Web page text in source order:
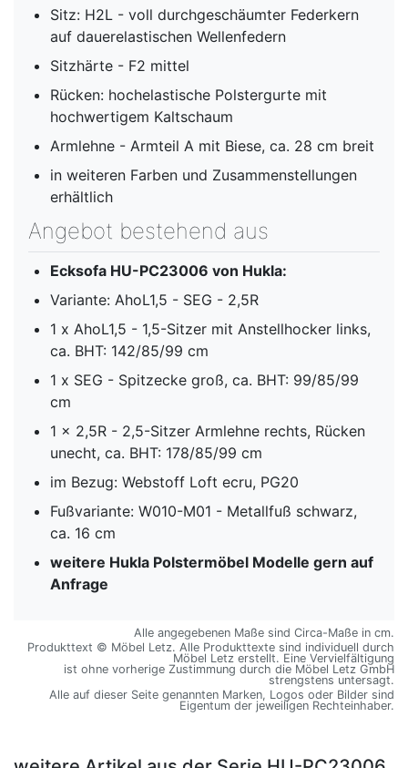
Sitz: H2L - voll durchgeschäumter Federkern
auf dauerelastischen Wellenfedern
Sitzhärte - F2 mittel
Rücken: hochelastische Polstergurte mit
hochwertigem Kaltschaum
Armlehne - Armteil A mit Biese, ca. 28 cm breit
in weiteren Farben und Zusammenstellungen
erhältlich
Angebot bestehend aus
Ecksofa HU-PC23006 von Hukla:
Variante: AhoL1,5 - SEG - 2,5R
1 x AhoL1,5 - 1,5-Sitzer mit Anstellhocker links,
ca. BHT: 142/85/99 cm
1 x SEG - Spitzecke groß, ca. BHT: 99/85/99
cm
1 x 2,5R - 2,5-Sitzer Armlehne rechts, Rücken
unecht, ca. BHT: 178/85/99 cm
im Bezug: Webstoff Loft ecru, PG20
Fußvariante: W010-M01 - Metallfuß schwarz,
ca. 16 cm
weitere Hukla Polstermöbel Modelle gern auf
Anfrage
Alle angegebenen Maße sind Circa-Maße in cm.
Produkttext © Möbel Letz. Alle Produkttexte sind individuell durch
Möbel Letz erstellt. Eine Vervielfältigung
ist ohne vorherige Zustimmung durch die Möbel Letz GmbH
strengstens untersagt.
Alle auf dieser Seite genannten Marken, Logos oder Bilder sind
Eigentum der jeweiligen Rechteinhaber.